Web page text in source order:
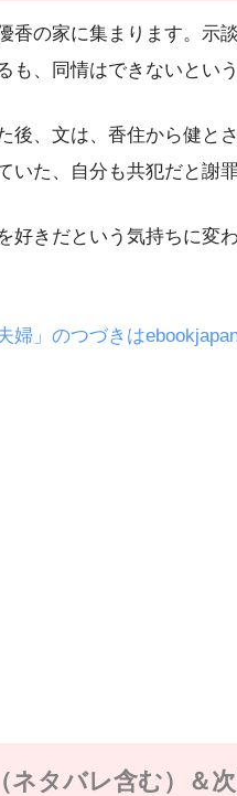
香の家に集まります。示
も、同情はできないという
後、文は、香住から健と
いた、自分も共犯だと謝罪
好きだという気持ちに変
婦」のつづきはebookjapan
ネタバレ含む）＆